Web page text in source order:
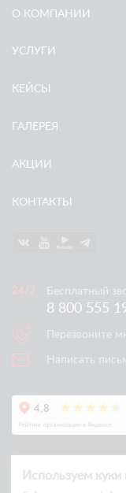
О КОМПАНИИ
УСЛУГИ
КЕЙСЫ
ГАЛЕРЕЯ
АКЦИИ
КОНТАКТЫ
Бесплатный
8 800 555
Перезвоните
Написать
Используем